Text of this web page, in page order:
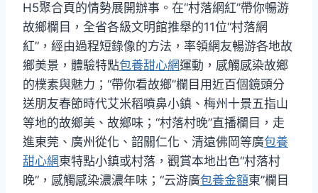
H5聚合頁的情勢展開辦事。在“村落網紅”帶你暢游
故鄉欄目，全省各級文明館推舉的11位“村落網
紅”，經由過程短錄像的方法，率領網友暢游各地故
鄉美景，體驗特點包養甜心網運動，感觸感染故鄉
的樸素與魅力；“帶你看故鄉”欄目用近百個鏡頭分
送朋友春節時代艾米稻噴鼻小鎮、梅州十景五指山
等地的故鄉美、故鄉味；“村落村晚”直播欄目，走
進東莞、廣州從化、韶關仁化、清遠佛岡等廣包養
甜心網東特點小鎮或村落，觀賞本地出色“村落村
晚”，感觸感染濃濃年味；“云游廣包養金額東”欄目